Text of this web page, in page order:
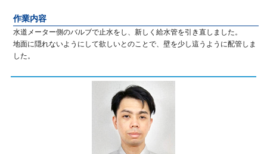
作業内容
水道メーター側のバルブで止水をし、新しく給水管を引き直しました。
地面に隠れないようにして欲しいとのことで、壁を少し這うように配管しま
した。